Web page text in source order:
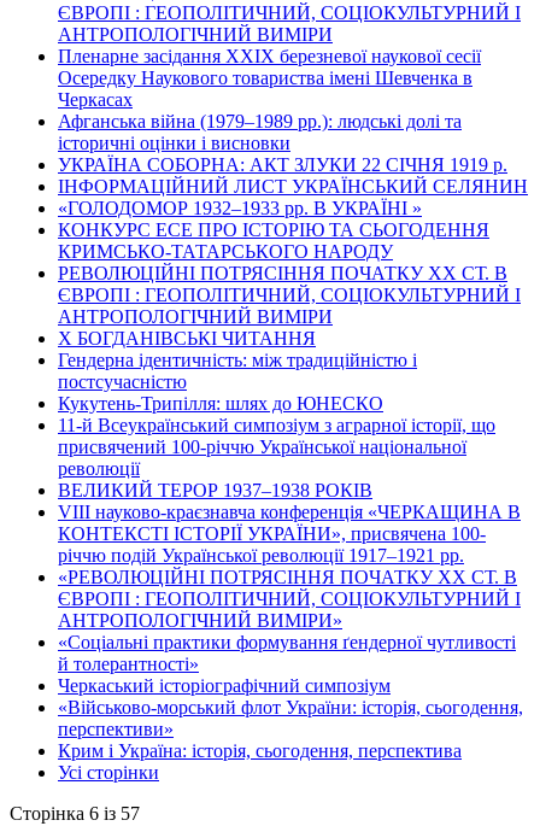
ЄВРОПІ : ГЕОПОЛІТИЧНИЙ, СОЦІОКУЛЬТУРНИЙ І
АНТРОПОЛОГІЧНИЙ ВИМІРИ
Пленарне засідання ХХІХ березневої наукової сесії
Осередку Наукового товариства імені Шевченка в
Черкасах
Афганська війна (1979–1989 рр.): людські долі та
історичні оцінки і висновки
УКРАЇНА СОБОРНА: АКТ ЗЛУКИ 22 СІЧНЯ 1919 р.
ІНФОРМАЦІЙНИЙ ЛИСТ УКРАЇНСЬКИЙ СЕЛЯНИН
«ГОЛОДОМОР 1932–1933 рр. В УКРАЇНІ »
КОНКУРС ЕСЕ ПРО ІСТОРІЮ ТА СЬОГОДЕННЯ
КРИМСЬКО-ТАТАРСЬКОГО НАРОДУ
РЕВОЛЮЦІЙНІ ПОТРЯСІННЯ ПОЧАТКУ ХХ СТ. В
ЄВРОПІ : ГЕОПОЛІТИЧНИЙ, СОЦІОКУЛЬТУРНИЙ І
АНТРОПОЛОГІЧНИЙ ВИМІРИ
Х БОГДАНІВСЬКІ ЧИТАННЯ
Гендерна ідентичність: між традиційністю і
постсучасністю
Кукутень-Трипілля: шлях до ЮНЕСКО
11-й Всеукраїнський симпозіум з аграрної історії, що
присвячений 100-річчю Української національної
революції
ВЕЛИКИЙ ТЕРОР 1937–1938 РОКІВ
VІІІ науково-краєзнавча конференція «ЧЕРКАЩИНА В
КОНТЕКСТІ ІСТОРІЇ УКРАЇНИ», присвячена 100-
річчю подій Української революції 1917–1921 рр.
«РЕВОЛЮЦІЙНІ ПОТРЯСІННЯ ПОЧАТКУ ХХ СТ. В
ЄВРОПІ : ГЕОПОЛІТИЧНИЙ, СОЦІОКУЛЬТУРНИЙ І
АНТРОПОЛОГІЧНИЙ ВИМІРИ»
«Соціальні практики формування ґендерної чутливості
й толерантності»
Черкаський історіографічний симпозіум
«Військово-морський флот України: історія, сьогодення,
перспективи»
Крим і Україна: історія, сьогодення, перспектива
Усі сторінки
Сторінка 6 із 57